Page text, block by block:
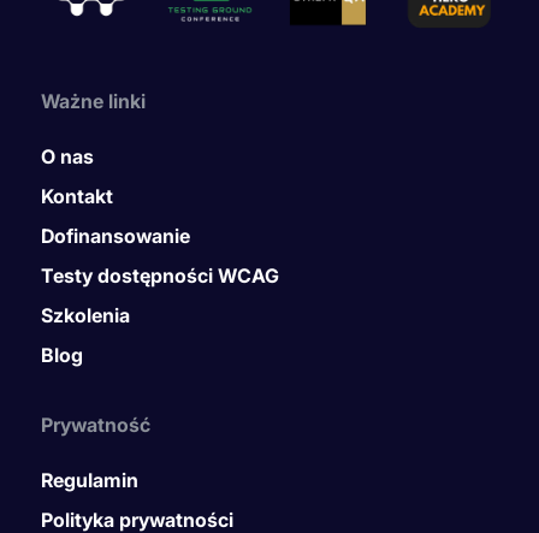
Ważne linki
O nas
Kontakt
Dofinansowanie
Testy dostępności WCAG
Szkolenia
Blog
Prywatność
Regulamin
Polityka prywatności